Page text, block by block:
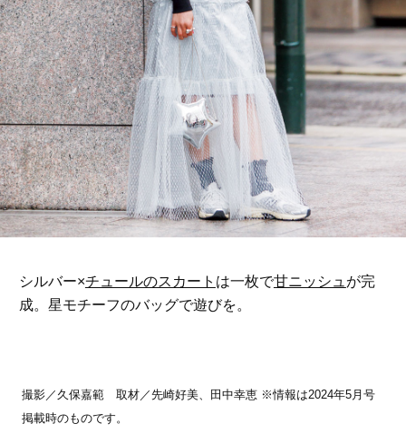
シルバー×チュールのスカート は一枚で甘ニッシュ が完
成。星モチーフのバッグで遊びを。
撮影／久保嘉範 取材／先崎好美、田中幸恵 ※情報は2024年5月号
掲載時のものです。